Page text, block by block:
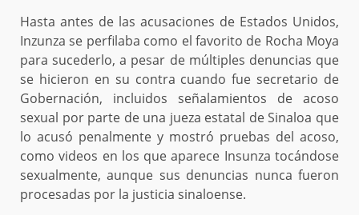
Hasta antes de las acusaciones de Estados Unidos,
Inzunza se perfilaba como el favorito de Rocha Moya
para sucederlo, a pesar de múltiples denuncias que
se hicieron en su contra cuando fue secretario de
Gobernación, incluidos señalamientos de acoso
sexual por parte de una jueza estatal de Sinaloa que
lo acusó penalmente y mostró pruebas del acoso,
como videos en los que aparece Insunza tocándose
sexualmente, aunque sus denuncias nunca fueron
procesadas por la justicia sinaloense.